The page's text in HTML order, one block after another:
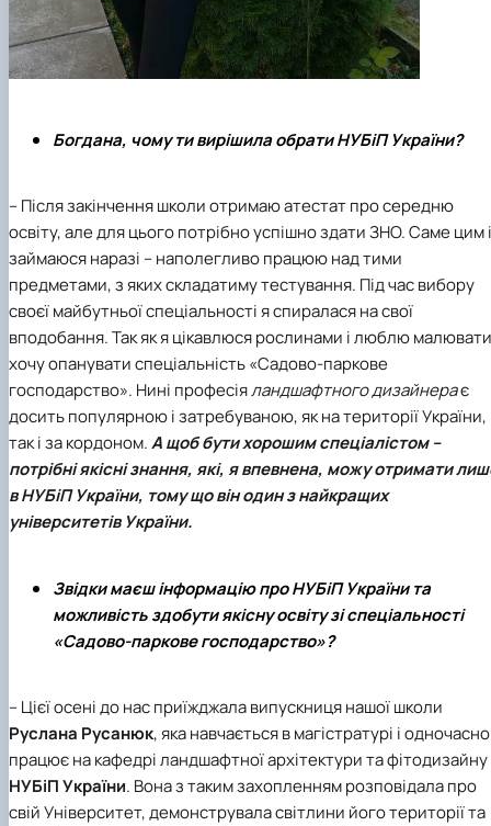
Богдана, чому ти вирішила обрати НУБіП України?
– Після закінчення школи отримаю атестат про середню
освіту, але для цього потрібно успішно здати ЗНО. Саме цим і
займаюся наразі – наполегливо працюю над тими
предметами, з яких складатиму тестування. Під час вибору
своєї майбутньої спеціальності я спиралася на свої
вподобання. Так як я цікавлюся рослинами і люблю
хочу опануватиспеціальність «Садово-паркове
господарство». Нині професіяландшафтного дизайнерає
досить популярною і затребуваною, як на території України,
так і за кордоном.А щоб бути хорошим спеціалістом –
потрібні якісні знання, які, я впевнена, можу отримати
вНУБіП України, тому що він один з найкращих
університетів України.
Звідки маєш інформацію про НУБіП України та
можливість здобути якісну освіту зі спеціальності
«Садово-паркове господарство»?
– Цієї осені до нас приїжджала випускниця нашої школи
Руслана Русанюк, яка навчається в магістратурі і одночасно
працює накафедрі ландшафтної архітектури та фітодизайну
НУБіП України. Вона з таким захопленням розповідала про
свій Університет, демонструвала світлини його території та